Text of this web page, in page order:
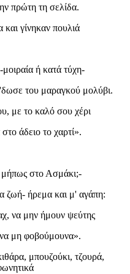
πρώτη τη σελίδα.
γίνηκαν πουλιά
ή κατά τύχη-
του μαραγκού μολύβι.
με το καλό σου χέρι
άδειο το χαρτί».
μήπως στο Ασμάκι;-
ζωή- ήρεμα και μ' αγάπη:
να μην ήμουν ψεύτης
μη φοβούμουνα».
μπουζούκι, τζουρά,